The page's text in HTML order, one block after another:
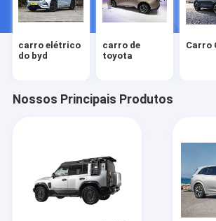
carro elétrico
do byd
carro de
toyota
Carro
Nossos Principais Produtos